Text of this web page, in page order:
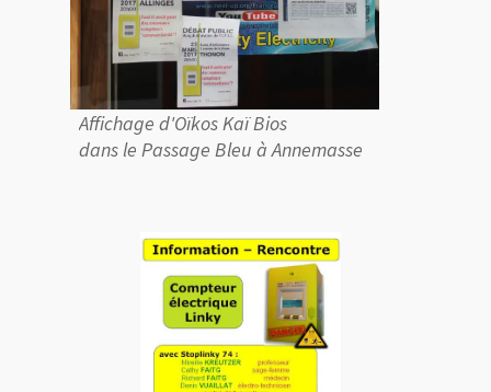
Affichage d'Oïkos Kaï Bios
dans le Passage Bleu à Annemasse